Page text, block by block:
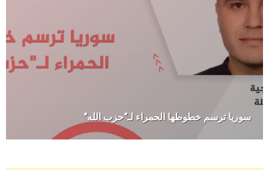
سوريا ترسم خطوطها الحمراء لـ”حزب الله”